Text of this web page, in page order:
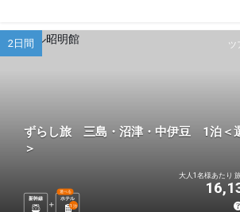
ツ
2日間
ずらし旅 三島・沼津・中伊豆 1泊＜
＞
新幹線 ホテル
選べる
1 泊
大人1名様あたり